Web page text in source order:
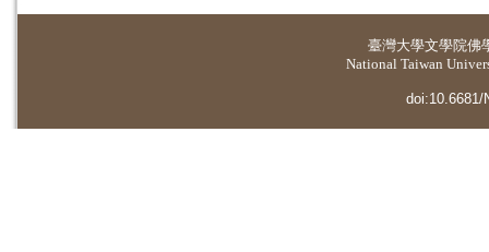
臺灣大學文學院佛
National Taiwan
doi:10.6681/